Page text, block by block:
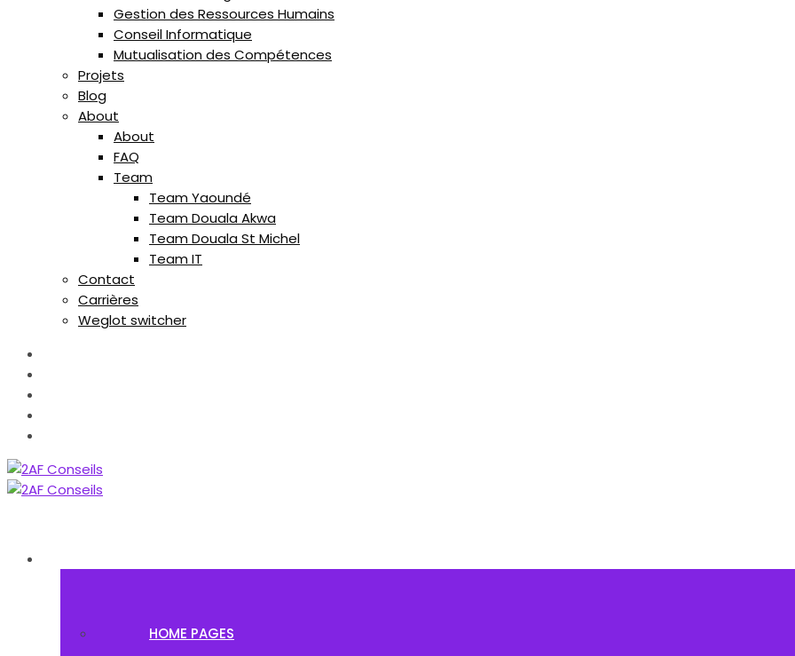
Gestion des Ressources Humains
Conseil Informatique
Mutualisation des Compétences
Projets
Blog
About
About
FAQ
Team
Team Yaoundé
Team Douala Akwa
Team Douala St Michel
Team IT
Contact
Carrières
Weglot switcher
HOME PAGES